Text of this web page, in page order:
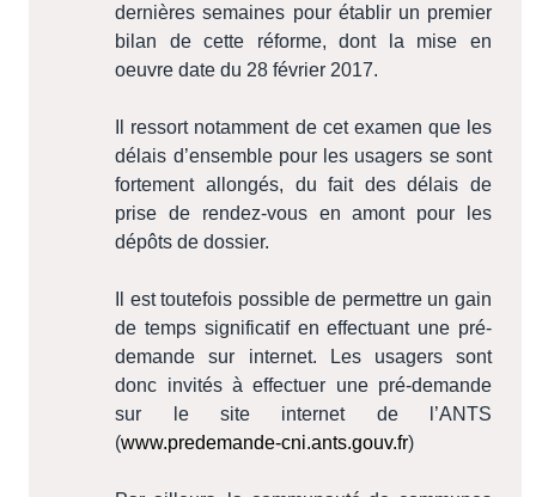
dernières semaines pour établir un premier
bilan de cette réforme, dont la mise en
oeuvre date du 28 février 2017.
Il ressort notamment de cet examen que les
délais d’ensemble pour les usagers se sont
fortement allongés, du fait des délais de
prise de rendez-vous en amont pour les
dépôts de dossier.
Il est toutefois possible de permettre un gain
de temps significatif en effectuant une pré-
demande sur internet. Les usagers sont
donc invités à effectuer une pré-demande
sur le site internet de l’ANTS
(www.predemande-cni.ants.gouv.fr)